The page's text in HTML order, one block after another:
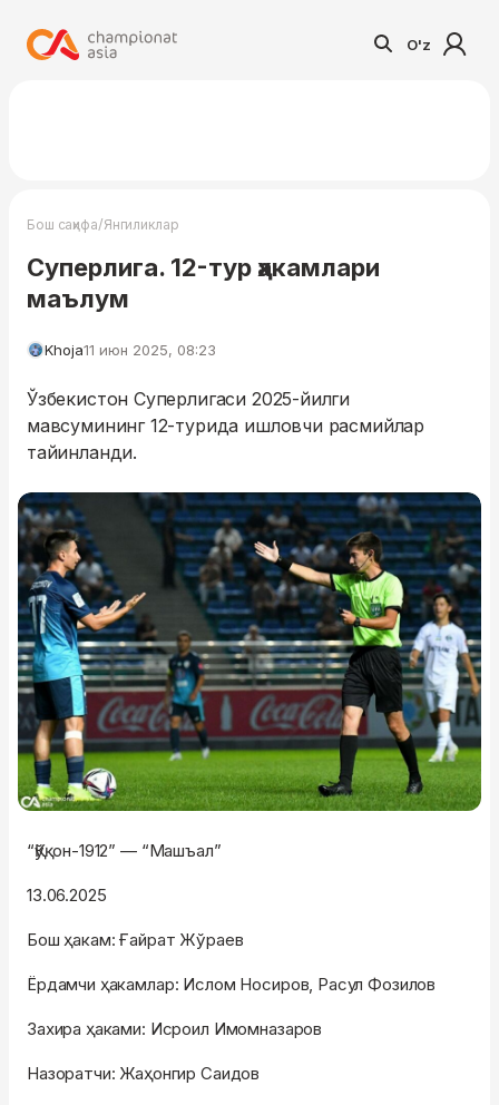
O'z
Бош саҳифа/Янгиликлар
Суперлига. 12-тур ҳакамлари
маълум
Khoja11 июн 2025, 08:23
Ўзбекистон Суперлигаси 2025-йилги
мавсумининг 12-турида ишловчи расмийлар
тайинланди.
“Қўқон-1912” — “Машъал”
13.06.2025
Бош ҳакам: Ғайрат Жўраев
Ёрдамчи ҳакамлар: Ислом Носиров, Расул Фозилов
Захира ҳаками: Исроил Имомназаров
Назоратчи: Жаҳонгир Саидов